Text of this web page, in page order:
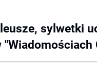
sylwetki